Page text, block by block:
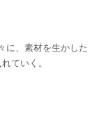
に、素材を生かした
ていく。